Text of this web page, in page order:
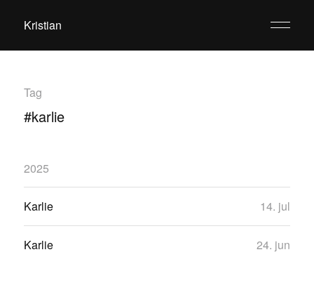
Kristian
Tag
#karlie
2025
Karlie 14. jul
Karlie 24. jun